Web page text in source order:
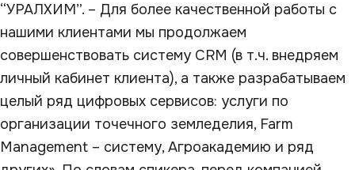
“УРАЛХИМ”. – Для более качественной работы с
нашими клиентами мы продолжаем
совершенствовать систему CRM (в т.ч. внедряем
личный кабинет клиента), а также разрабатываем
целый ряд цифровых сервисов: услуги по
организации точечного земледелия, Farm
Management – систему, Агроакадемию и ряд